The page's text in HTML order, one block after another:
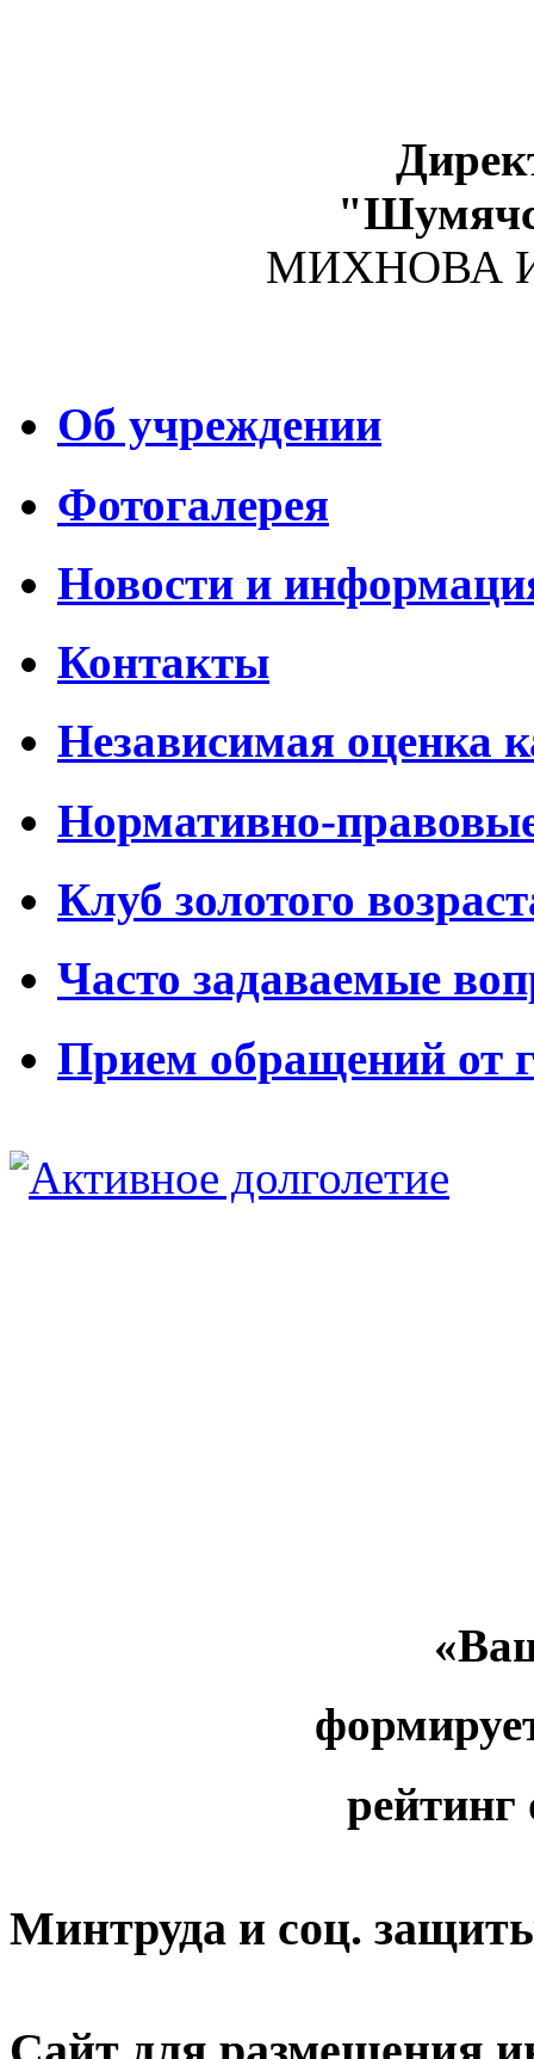
МИХНОВА
Об учреждении
Фотогалерея
Новости и
Контакты
Независимая оценка
Нормативно-
Клуб золотого
Часто задаваемые
Прием обращений от
рейтинг
Минтруда и соц.